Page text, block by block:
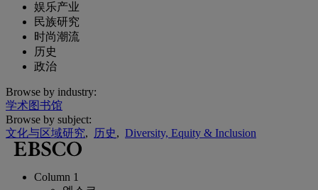
娱乐产业
民族研究
时尚潮流
历史
政治
Browse by industry:
学术图书馆
Browse by subject:
文化与区域研究, 历史, Diversity, Equity & Inclusion
Column 1